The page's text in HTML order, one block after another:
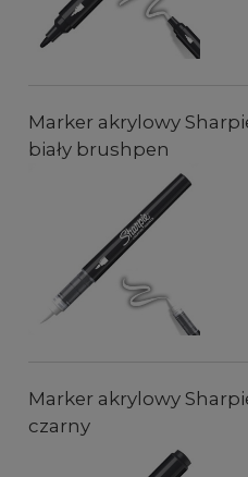
Marker akrylowy
biały brushpen
Marker akrylowy
czarny